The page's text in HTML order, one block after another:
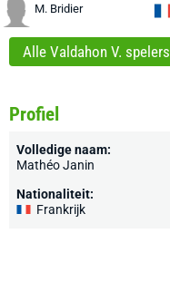
M. Bridier
Alle Valdahon V. spelers
Profiel
Volledige naam:
Mathéo Janin
Nationaliteit:
Frankrijk